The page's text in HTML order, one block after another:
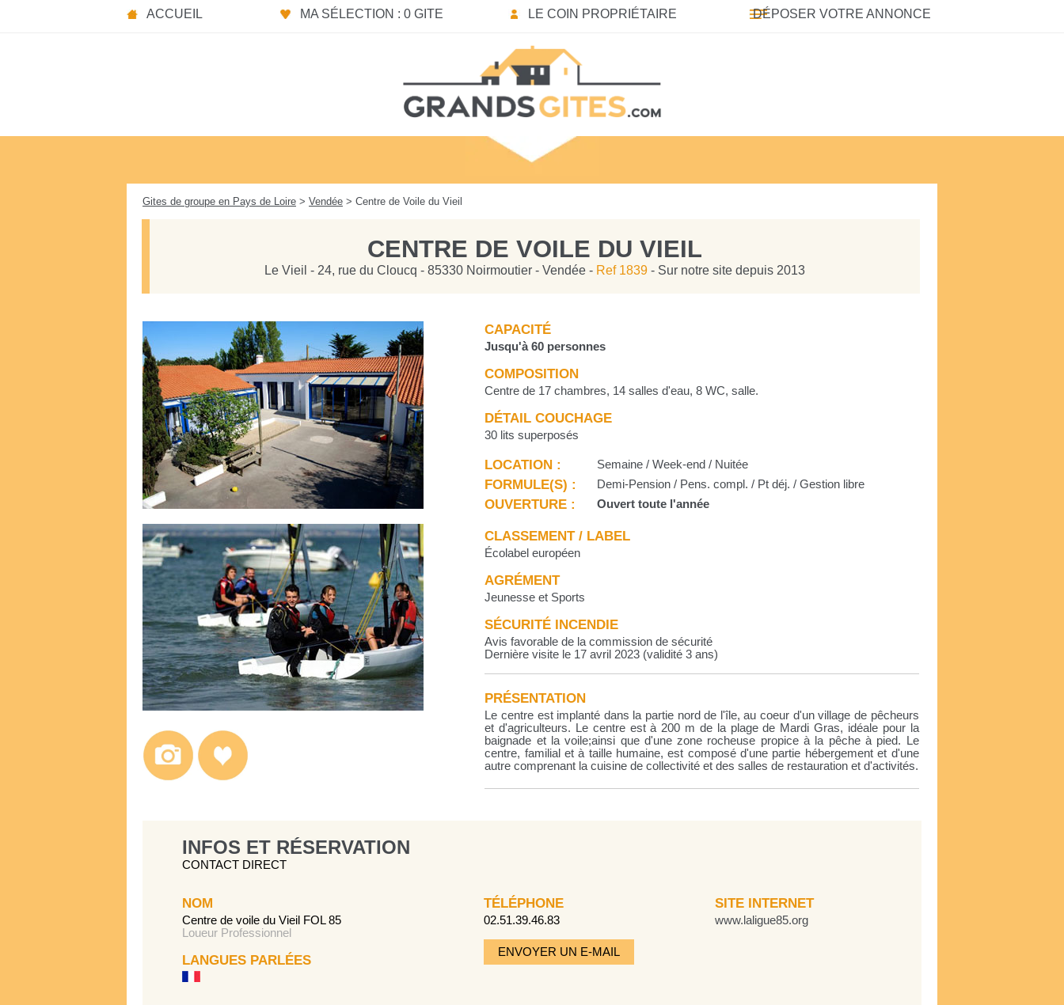
ACCUEIL MA SÉLECTION : 0 GITE LE COIN PROPRIÉTAIRE DÉPOSER VOTRE ANNONCE
Gites de groupe en Pays de Loire > Vendée > Centre de Voile du Vieil
CENTRE DE VOILE DU VIEIL
Le Vieil - 24, rue du Cloucq - 85330 Noirmoutier - Vendée - Ref 1839 - Sur notre site depuis 2013
CAPACITÉ
Jusqu'à 60 personnes
COMPOSITION
Centre de 17 chambres, 14 salles d'eau, 8 WC, salle.
DÉTAIL COUCHAGE
30 lits superposés
LOCATION : Semaine / Week-end / Nuitée
FORMULE(S) : Demi-Pension / Pens. compl. / Pt déj. / Gestion libre
OUVERTURE : Ouvert toute l'année
CLASSEMENT / LABEL
Écolabel européen
AGRÉMENT
Jeunesse et Sports
SÉCURITÉ INCENDIE
Avis favorable de la commission de sécurité
Dernière visite le 17 avril 2023 (validité 3 ans)
PRÉSENTATION
Le centre est implanté dans la partie nord de l'île, au coeur d'un village de pêcheurs
et d'agriculteurs. Le centre est à 200 m de la plage de Mardi Gras, idéale pour la
baignade et la voile;ainsi que d'une zone rocheuse propice à la pêche à pied. Le
centre, familial et à taille humaine, est composé d'une partie hébergement et d'une
autre comprenant la cuisine de collectivité et des salles de restauration et d'activités.
INFOS ET RÉSERVATION
CONTACT DIRECT
NOM
Centre de voile du Vieil FOL 85
Loueur Professionnel
LANGUES PARLÉES
TÉLÉPHONE
02.51.39.46.83
ENVOYER UN E-MAIL
SITE INTERNET
www.laligue85.org
Panneau de gestion des cookies